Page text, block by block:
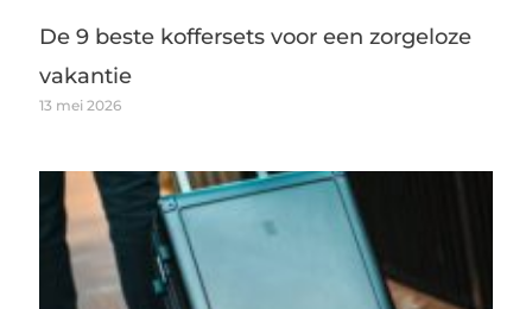
De 9 beste koffersets voor een zorgeloze
vakantie
13 mei 2026